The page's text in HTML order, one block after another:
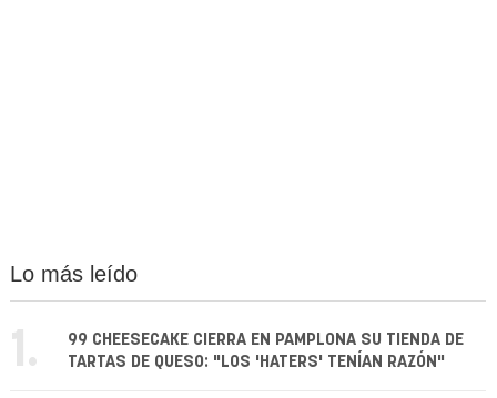
Lo más leído
1.
99 CHEESECAKE CIERRA EN PAMPLONA SU TIENDA DE
TARTAS DE QUESO: "LOS 'HATERS' TENÍAN RAZÓN"